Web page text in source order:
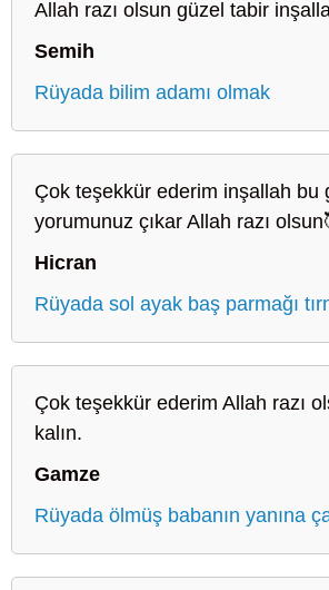
Allah razı olsun güzel tabir
Semih
Rüyada bilim adamı olmak
Çok teşekkür ederim inşallah bu
yorumunuz çıkar Allah razı
Hicran
Rüyada sol ayak baş parmağı
Çok teşekkür ederim Allah razı
kalın.
Gamze
Rüyada ölmüş babanın yanına